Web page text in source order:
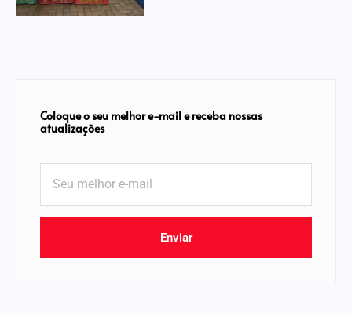
Coloque o seu melhor e-mail e receba nossas
atualizações
Enviar